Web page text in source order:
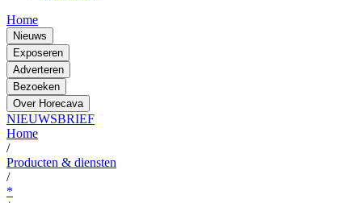
Home
Nieuws
Exposeren
Adverteren
Bezoeken
Over Horecava
NIEUWSBRIEF
Home
/
Producten & diensten
/
*